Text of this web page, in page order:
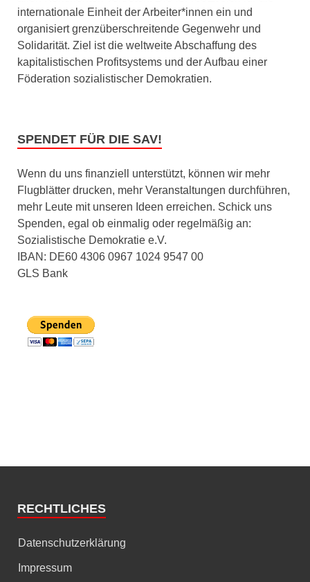
internationale Einheit der Arbeiter*innen ein und
organisiert grenzüberschreitende Gegenwehr und
Solidarität. Ziel ist die weltweite Abschaffung des
kapitalistischen Profitsystems und der Aufbau einer
Föderation sozialistischer Demokratien.
SPENDET FÜR DIE SAV!
Wenn du uns finanziell unterstützt, können wir mehr
Flugblätter drucken, mehr Veranstaltungen durchführen,
mehr Leute mit unseren Ideen erreichen. Schick uns
Spenden, egal ob einmalig oder regelmäßig an:
Sozialistische Demokratie e.V.
IBAN: DE60 4306 0967 1024 9547 00
GLS Bank
RECHTLICHES
Datenschutzerklärung
Impressum